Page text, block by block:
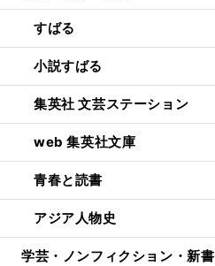
すばる
小説すばる
集英社 文芸ステーション
web 集英社文庫
青春と読書
アジア人物史
学芸・ノンフィクション・新書